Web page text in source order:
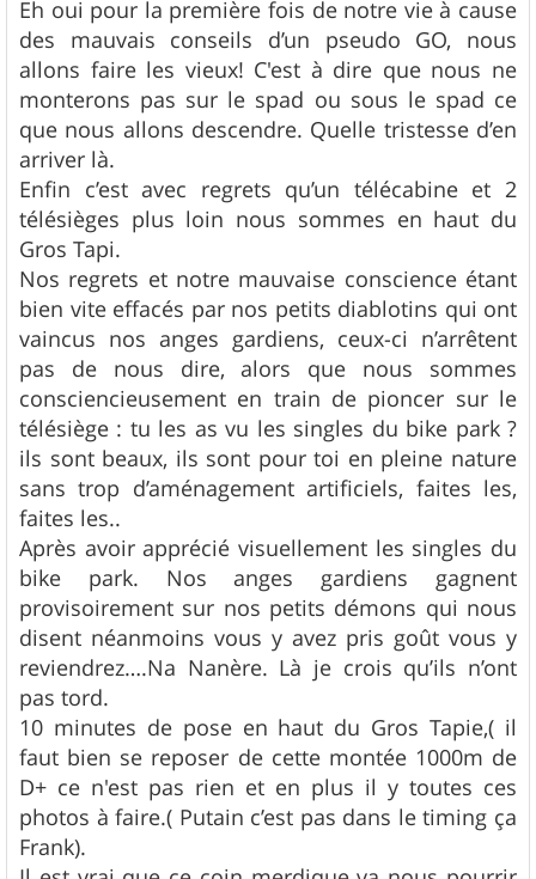
Eh oui pour la première fois de notre vie à cause
des mauvais conseils d’un pseudo GO, nous
allons faire les vieux! C'est à dire que nous ne
monterons pas sur le spad ou sous le spad ce
que nous allons descendre. Quelle tristesse d’en
arriver là.
Enfin c’est avec regrets qu’un télécabine et 2
télésièges plus loin nous sommes en haut du
Gros Tapi.
Nos regrets et notre mauvaise conscience étant
bien vite effacés par nos petits diablotins qui ont
vaincus nos anges gardiens, ceux-ci n’arrêtent
pas de nous dire, alors que nous sommes
consciencieusement en train de pioncer sur le
télésiège : tu les as vu les singles du bike park ?
ils sont beaux, ils sont pour toi en pleine nature
sans trop d’aménagement artificiels, faites les,
faites les..
Après avoir apprécié visuellement les singles du
bike park. Nos anges gardiens gagnent
provisoirement sur nos petits démons qui nous
disent néanmoins vous y avez pris goût vous y
reviendrez….Na Nanère. Là je crois qu’ils n’ont
pas tord.
10 minutes de pose en haut du Gros Tapie,( il
faut bien se reposer de cette montée 1000m de
D+ ce n'est pas rien et en plus il y toutes ces
photos à faire.( Putain c’est pas dans le timing ça
Frank).